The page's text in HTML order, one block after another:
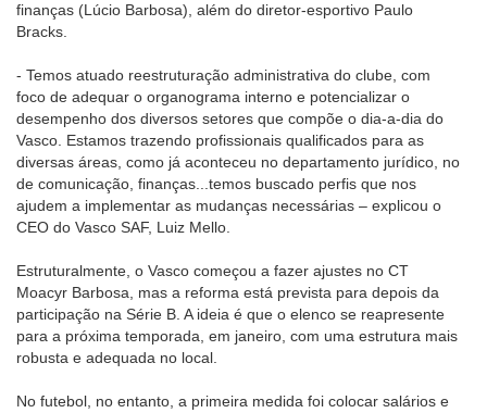
finanças (Lúcio Barbosa), além do diretor-esportivo Paulo
Bracks.
- Temos atuado reestruturação administrativa do clube, com
foco de adequar o organograma interno e potencializar o
desempenho dos diversos setores que compõe o dia-a-dia do
Vasco. Estamos trazendo profissionais qualificados para as
diversas áreas, como já aconteceu no departamento jurídico, no
de comunicação, finanças...temos buscado perfis que nos
ajudem a implementar as mudanças necessárias – explicou o
CEO do Vasco SAF, Luiz Mello.
Estruturalmente, o Vasco começou a fazer ajustes no CT
Moacyr Barbosa, mas a reforma está prevista para depois da
participação na Série B. A ideia é que o elenco se reapresente
para a próxima temporada, em janeiro, com uma estrutura mais
robusta e adequada no local.
No futebol, no entanto, a primeira medida foi colocar salários e